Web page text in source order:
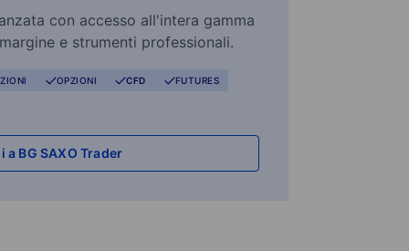
con accesso all'intera gamma
e strumenti professionali.
OPZIONI CFD
FUTURES
a BG SAXO Trader